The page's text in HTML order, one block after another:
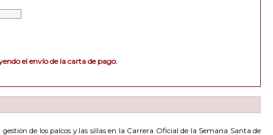
el envío de la carta de pago.
de los palcos y las sillas en la Carrera Oficial de la Semana Santa de